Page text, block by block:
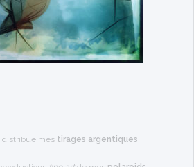
distribue mes tirages argentiques.